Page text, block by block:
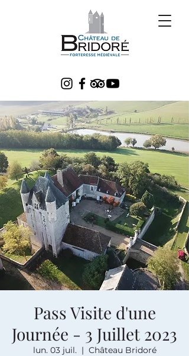
Pass Visite d'une
Journée - 3 Juillet 2023
lun. 03 juil.
  |
Château Bridoré